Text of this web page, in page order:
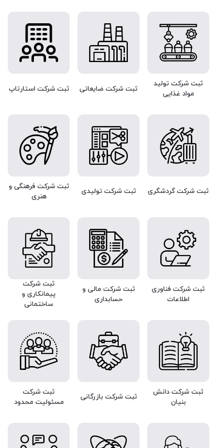
ثبت شرکت تولید
مواد غذایی
ثبت شرکت ضایعاتی ثبت شرکت استارتاپ
ثبت شرکت گردشگری ثبت شرکت تولیدی
ثبت شرکت فرهنگی و
هنری
ثبت شرکت فناوری
اطلاعات
ثبت شرکت مالی و
حسابداری
ثبت شرکت
پیمانکاری و
ساختمانی
ثبت شرکت دانش
بنیان
ثبت شرکت بازرگانی
ثبت شرکت
مسئولیت محدود